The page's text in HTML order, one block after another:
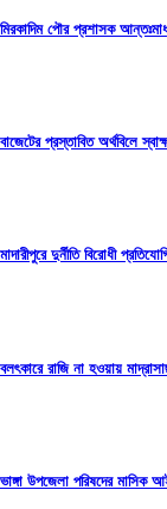
মিরকাদিম পৌর প্রশাসক
বাজেটের প্রস্তাবিত অর্থবিলে
মাদারীপুরে দুর্নীতি বিরোধী
বলৎকারে রাজি না হওয়ায়
ভাঙ্গা উপজেলা পরিষদের মাসিক